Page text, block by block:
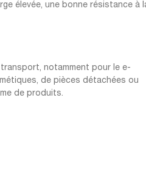
élevée, une bonne résistance à
notamment pour le e-
de pièces détachées ou
de produits.